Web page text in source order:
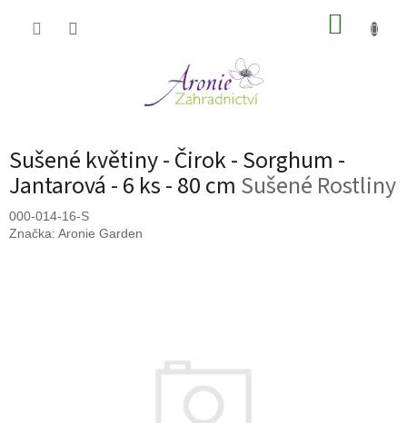
Sušené květiny - Čirok - Sorghum -
Jantarová - 6 ks - 80 cm Sušené Rostliny
000-014-16-S
Značka: Aronie Garden